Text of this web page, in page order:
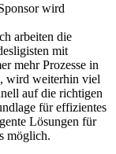
wird
arbeiten die
mit
mehr Prozesse in
wird weiterhin viel
auf die richtigen
für effizientes
Lösungen für
möglich.